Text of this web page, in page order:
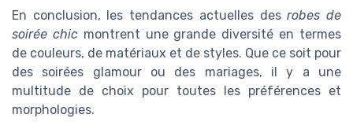
En conclusion, les tendances actuelles desrobes de
soirée chicmontrent une grande diversité en termes
de couleurs, de matériaux et de styles. Que ce soit pour
des soirées glamour ou des mariages, il y a une
multitude de choix pour toutes les préférences et
morphologies.